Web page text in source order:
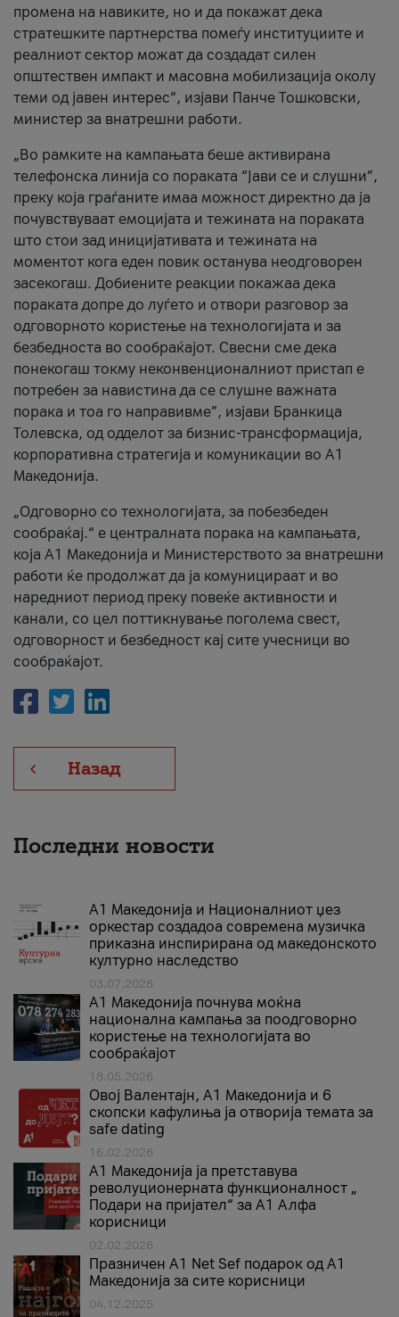
промена на навиките, но и да покажат дека
стратешките партнерства помеѓу институциите и
реалниот сектор можат да создадат силен
општествен импакт и масовна мобилизација околу
теми од јавен интерес“, изјави Панче Тошковски,
министер за внатрешни работи.
„Во рамките на кампањата беше активирана
телефонска линија со пораката “Јави се и слушни”,
преку која граѓаните имаа можност директно да ја
почувствуваат емоцијата и тежината на пораката
што стои зад иницијативата и тежината на
моментот кога еден повик останува неодговорен
засекогаш. Добиените реакции покажаа дека
пораката допре до луѓето и отвори разговор за
одговорното користење на технологијата и за
безбедноста во сообраќајот. Свесни сме дека
понекогаш токму неконвенционалниот пристап е
потребен за навистина да се слушне важната
порака и тоа го направивме”, изјави Бранкица
Толевска, од одделот за бизнис-трансформација,
корпоративна стратегија и комуникации во А1
Македонија.
„Одговорно со технологијата, за побезбеден
сообраќај.“ е централната порака на кампањата,
која A1 Македонија и Министерството за внатрешни
работи ќе продолжат да ја комуницираат и во
наредниот период преку повеќе активности и
канали, со цел поттикнување поголема свест,
одговорност и безбедност кај сите учесници во
сообраќајот.
Назад
Последни новости
А1 Македонија и Националниот џез
оркестар создадоа современа музичка
приказна инспирирана од македонското
културно наследство
03.07.2026
A1 Македонија почнува моќна
национална кампања за поодговорно
користење на технологијата во
сообраќајот
18.05.2026
Овој Валентајн, A1 Македонија и 6
скопски кафулиња ја отворија темата за
safe dating
16.02.2026
А1 Македонија ја претставува
револуционерната функционалност „
Подари на пријател“ за А1 Алфа
корисници
02.02.2026
Празничен A1 Net Sеf подарок од А1
Македонија за сите корисници
04.12.2025